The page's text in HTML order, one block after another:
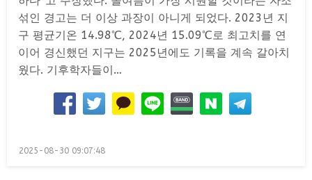
섞인 경고는 더 이상 과장이 아니게 되었다. 2023년 지
구 평균기온 14.98℃, 2024년 15.09℃로 최고치를 연
이어 경신했던 지구는 2025년에도 기록을 계속 갈아치
웠다. 기후학자들이…
Posted
2025-08-30 09:07:48